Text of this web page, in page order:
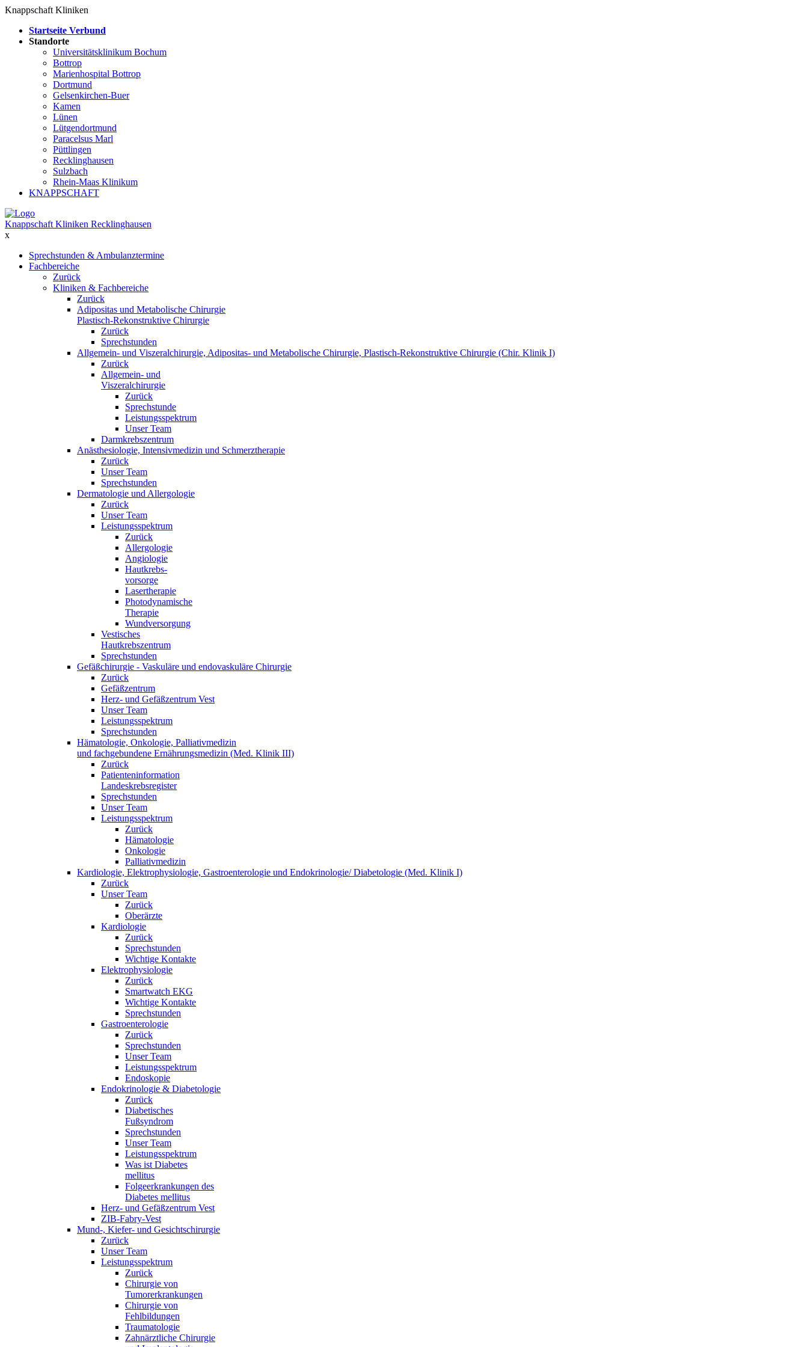
Knappschaft Kliniken
Startseite Verbund
Standorte
Universitätsklinikum Bochum
Bottrop
Marienhospital Bottrop
Dortmund
Gelsenkirchen-Buer
Kamen
Lünen
Lütgendortmund
Paracelsus Marl
Püttlingen
Recklinghausen
Sulzbach
Rhein-Maas Klinikum
KNAPPSCHAFT
Knappschaft Kliniken Recklinghausen
x
Sprechstunden & Ambulanztermine
Fachbereiche
Zurück
Kliniken & Fachbereiche
Zurück
Adipositas und Metabolische Chirurgie
Plastisch-Rekonstruktive Chirurgie
Zurück
Sprechstunden
Allgemein- und Viszeralchirurgie, Adipositas- und Metabolische Chirurgie, Plastisch-Rekonstruktive Chirurgie (Chir. Klinik I)
Zurück
Allgemein- und
Viszeralchirurgie
Zurück
Sprechstunde
Leistungsspektrum
Unser Team
Darmkrebszentrum
Anästhesiologie, Intensivmedizin und Schmerztherapie
Zurück
Unser Team
Sprechstunden
Dermatologie und Allergologie
Zurück
Unser Team
Leistungsspektrum
Zurück
Allergologie
Angiologie
Hautkrebs-
vorsorge
Lasertherapie
Photodynamische
Therapie
Wundversorgung
Vestisches
Hautkrebszentrum
Sprechstunden
Gefäßchirurgie - Vaskuläre und endovaskuläre Chirurgie
Zurück
Gefäßzentrum
Herz- und Gefäßzentrum Vest
Unser Team
Leistungsspektrum
Sprechstunden
Hämatologie, Onkologie, Palliativmedizin
und fachgebundene Ernährungsmedizin (Med. Klinik III)
Zurück
Patienteninformation
Landeskrebsregister
Sprechstunden
Unser Team
Leistungsspektrum
Zurück
Hämatologie
Onkologie
Palliativmedizin
Kardiologie, Elektrophysiologie, Gastroenterologie und Endokrinologie/ Diabetologie (Med. Klinik I)
Zurück
Unser Team
Zurück
Oberärzte
Kardiologie
Zurück
Sprechstunden
Wichtige Kontakte
Elektrophysiologie
Zurück
Smartwatch EKG
Wichtige Kontakte
Sprechstunden
Gastroenterologie
Zurück
Sprechstunden
Unser Team
Leistungsspektrum
Endoskopie
Endokrinologie & Diabetologie
Zurück
Diabetisches
Fußsyndrom
Sprechstunden
Unser Team
Leistungsspektrum
Was ist Diabetes
mellitus
Folgeerkrankungen des
Diabetes mellitus
Herz- und Gefäßzentrum Vest
ZIB-Fabry-Vest
Mund-, Kiefer- und Gesichtschirurgie
Zurück
Unser Team
Leistungsspektrum
Zurück
Chirurgie von
Tumorerkrankungen
Chirurgie von
Fehlbildungen
Traumatologie
Zahnärztliche Chirurgie